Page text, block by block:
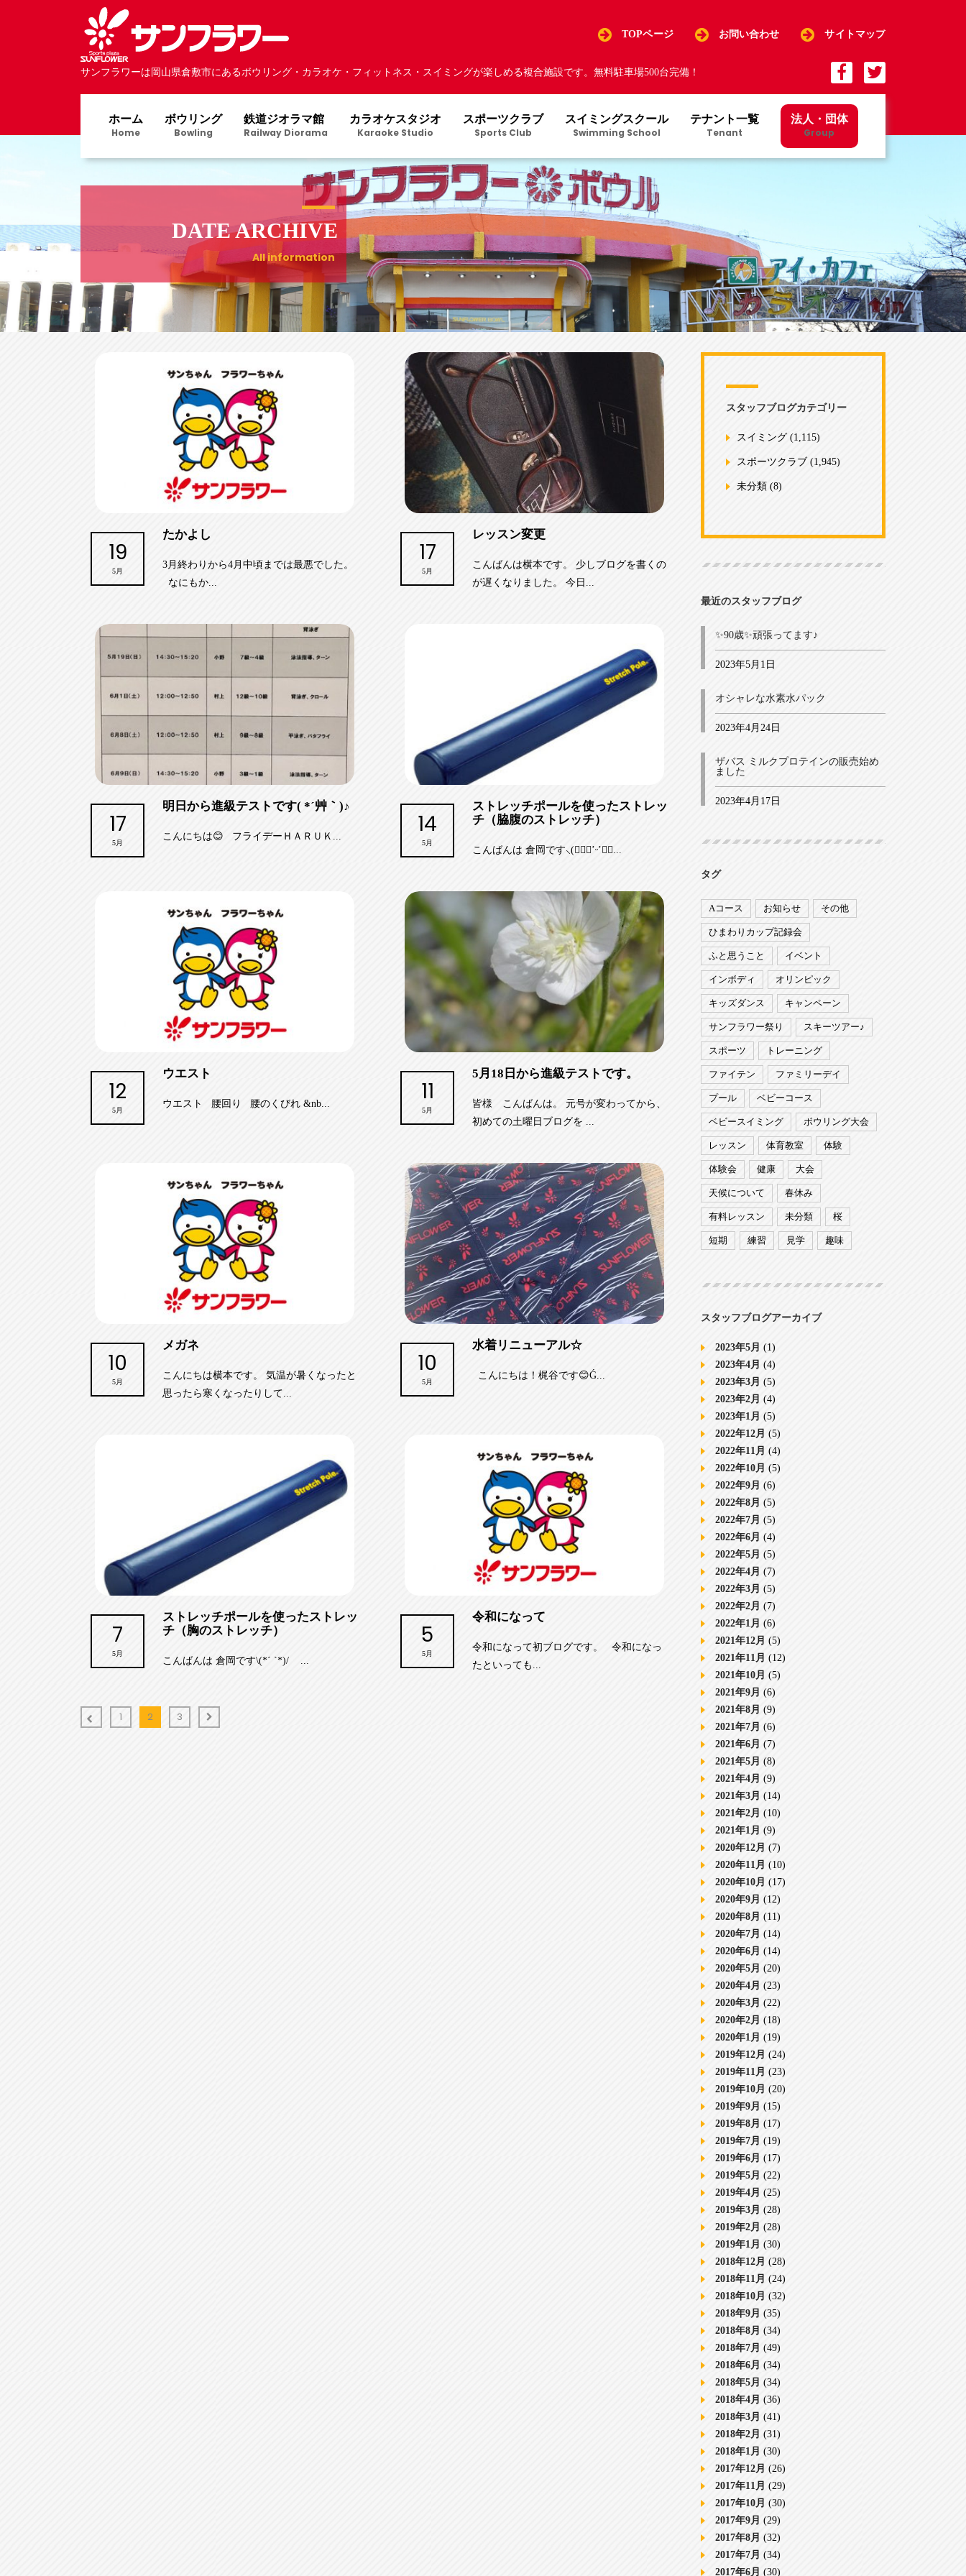
TOPページ お問い合わせ サイトマップ
サンフラワーは岡山県倉敷市にあるボウリング・カラオケ・フィットネス・スイミングが楽しめる複合施設です。無料駐車場500台完備！
ホーム
Home
ボウリング
Bowling
鉄道ジオラマ館
Railway Diorama
カラオケスタジオ
Karaoke Studio
スポーツクラブ
Sports Club
スイミングスクール
Swimming School
テナント一覧
Tenant
法人・団体
Group
DATE ARCHIVE
All information
19
5月
たかよし
3月終わりから4月中頃までは最悪でした。
なにもか...
17
5月
レッスン変更
こんばんは横本です。 少しブログを書くの
が遅くなりました。 今日...
17
5月
明日から進級テストです( *´艸｀)♪
こんにちは😊 フライデーＨＡＲＵＫ... 14
5月
ストレッチポールを使ったストレッ
チ（脇腹のストレッチ）
こんばんは 倉岡です⸜(๑⃙⃘’ᵕ’๑⃙...
12
5月
ウエスト
ウエスト 腰回り 腰のくびれ &nb... 11
5月
5月18日から進級テストです。
皆様 こんばんは。 元号が変わってから、
初めての土曜日ブログを ...
10
5月
メガネ
こんにちは横本です。 気温が暑くなったと
思ったら寒くなったりして...
10
5月
水着リニューアル☆
こんにちは！梶谷です😊Ǵ...
7
5月
ストレッチポールを使ったストレッ
チ（胸のストレッチ）
こんばんは 倉岡です\(*´ `*)/ ...
5
5月
令和になって
令和になって初ブログです。 令和になっ
たといっても...
1 2 3
スタッフブログカテゴリー
スイミング(1,115)
スポーツクラブ (1,945)
未分類(8)
最近のスタッフブログ
✨90歳✨頑張ってます♪
2023年5月1日
オシャレな水素水パック
2023年4月24日
ザバス ミルクプロテインの販売始め
ました
2023年4月17日
タグ
Aコース お知らせ その他
ひまわりカップ記録会
ふと思うこと イベント
インボディ オリンピック
キッズダンス キャンペーン
サンフラワー祭り スキーツアー♪
スポーツ トレーニング
ファイテン ファミリーデイ
プール ベビーコース
ベビースイミング ボウリング大会
レッスン 体育教室 体験
体験会 健康 大会
天候について 春休み
有料レッスン 未分類 桜
短期 練習 見学 趣味
スタッフブログアーカイブ
2023年5月 (1)
2023年4月 (4)
2023年3月 (5)
2023年2月 (4)
2023年1月 (5)
2022年12月 (5)
2022年11月 (4)
2022年10月 (5)
2022年9月 (6)
2022年8月 (5)
2022年7月 (5)
2022年6月 (4)
2022年5月 (5)
2022年4月 (7)
2022年3月 (5)
2022年2月 (7)
2022年1月 (6)
2021年12月 (5)
2021年11月 (12)
2021年10月 (5)
2021年9月 (6)
2021年8月 (9)
2021年7月 (6)
2021年6月 (7)
2021年5月 (8)
2021年4月 (9)
2021年3月 (14)
2021年2月 (10)
2021年1月 (9)
2020年12月 (7)
2020年11月 (10)
2020年10月 (17)
2020年9月 (12)
2020年8月 (11)
2020年7月 (14)
2020年6月 (14)
2020年5月 (20)
2020年4月 (23)
2020年3月 (22)
2020年2月 (18)
2020年1月 (19)
2019年12月 (24)
2019年11月 (23)
2019年10月 (20)
2019年9月 (15)
2019年8月 (17)
2019年7月 (19)
2019年6月 (17)
2019年5月 (22)
2019年4月 (25)
2019年3月 (28)
2019年2月 (28)
2019年1月 (30)
2018年12月 (28)
2018年11月 (24)
2018年10月 (32)
2018年9月 (35)
2018年8月 (34)
2018年7月 (49)
2018年6月 (34)
2018年5月 (34)
2018年4月 (36)
2018年3月 (41)
2018年2月 (31)
2018年1月 (30)
2017年12月 (26)
2017年11月 (29)
2017年10月 (30)
2017年9月 (29)
2017年8月 (32)
2017年7月 (34)
2017年6月 (30)